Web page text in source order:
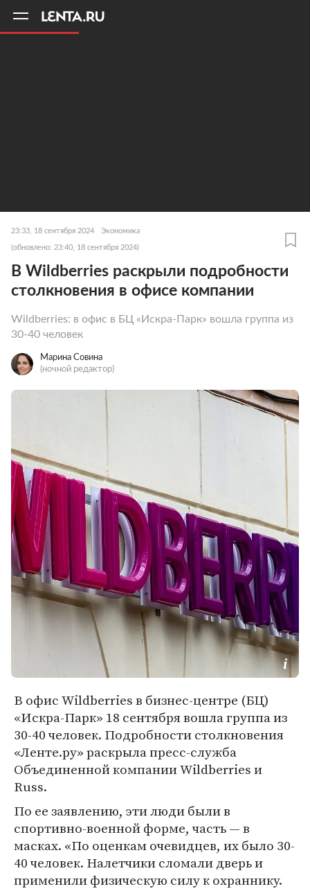
23:33, 18 сентября 2024 Экономика
(обновлено: 23:40, 18 сентября 2024)
В Wildberries раскрыли подробности
столкновения в офисе компании
Wildberries: в офис в БЦ «Искра-Парк» вошла группа из
30-40 человек
Марина Совина
(ночной редактор)
В офис Wildberries в бизнес-центре (БЦ)
«Искра-Парк» 18 сентября вошла группа из
30-40 человек. Подробности столкновения
«Ленте.ру» раскрыла пресс-служба
Объединенной компании Wildberries и
Russ.
По ее заявлению, эти люди были в
спортивно-военной форме, часть — в
масках. «По оценкам очевидцев, их было 30-
40 человек. Налетчики сломали дверь и
применили физическую силу к охраннику.